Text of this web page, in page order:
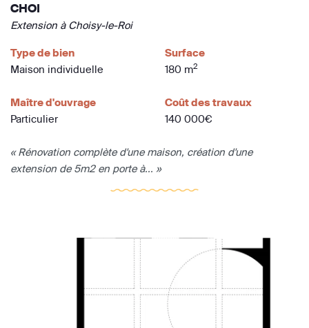
CHOI
Extension à Choisy-le-Roi
Type de bien
Maison individuelle
Surface
180 m2
Maître d'ouvrage
Particulier
Coût des travaux
140 000€
« Rénovation complète d'une maison, création d'une
extension de 5m2 en porte à... »